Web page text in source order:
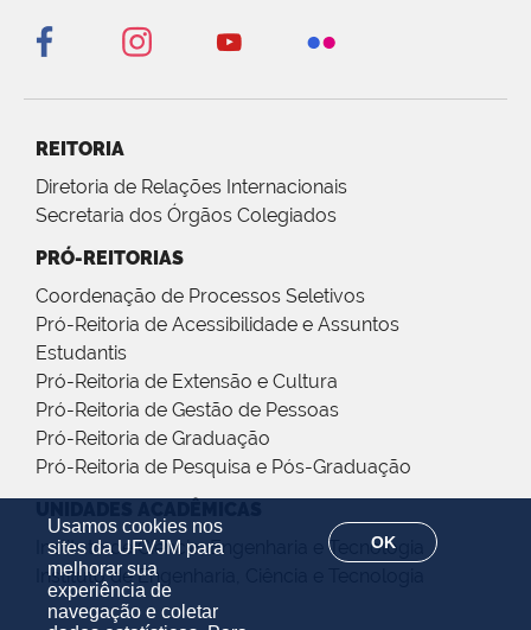
Usamos cookies nos
sites da UFVJM para
melhorar sua
experiência de
navegação e coletar
OK
REITORIA
Diretoria de Relações Internacionais
Secretaria dos Órgãos Colegiados
PRÓ-REITORIAS
Coordenação de Processos Seletivos
Pró-Reitoria de Acessibilidade e Assuntos
Estudantis
Pró-Reitoria de Extensão e Cultura
Pró-Reitoria de Gestão de Pessoas
Pró-Reitoria de Graduação
Pró-Reitoria de Pesquisa e Pós-Graduação
Instituto de Ciência, Engenharia e Tecnologia
Instituto de Engenharia, Ciência e Tecnologia